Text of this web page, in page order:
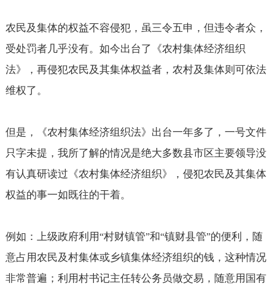
农民及集体的权益不容侵犯，虽三令五申，但违令者众，
受处罚者几乎没有。如今出台了《农村集体经济组织
法》，再侵犯农民及其集体权益者，农村及集体则可依法
维权了。
但是，《农村集体经济组织法》出台一年多了，一号文件
只字未提，我所了解的情况是绝大多数县市区主要领导没
有认真研读过《农村集体经济组织》，侵犯农民及其集体
权益的事一如既往的干着。
例如：上级政府利用“村财镇管”和“镇财县管”的便利，随
意占用农民及村集体或乡镇集体经济组织的钱，这种情况
非常普遍；利用村书记主任转公务员做交易，随意用国有